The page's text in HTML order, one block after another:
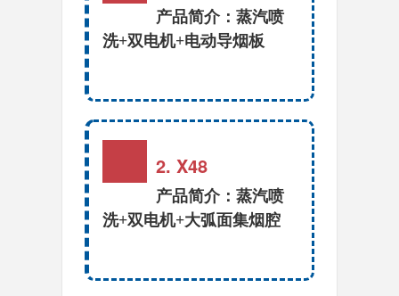
产品简介：蒸汽喷
洗+双电机+电动导烟板
2. X48
产品简介：蒸汽喷
洗+双电机+大弧面集烟腔